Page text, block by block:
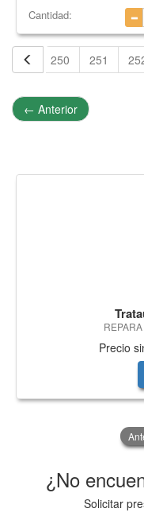
Cantidad:
249 250 251
← Anterior
Precio
¿No
Solicitar